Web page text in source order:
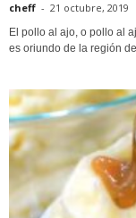
cheff - 21 octubre, 2019
El pollo al ajo, o pollo al
es oriundo de la región